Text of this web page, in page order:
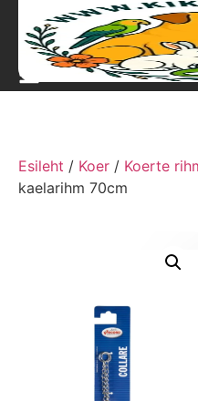
Esileht / Koer / Koerte
kaelarihm 70cm